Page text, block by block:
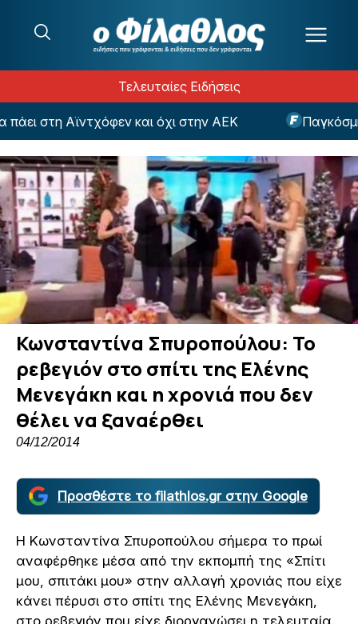
Τελευταίες Ειδήσεις
στη Αϊντχόφεν και όχι στην ΑΕΚ Παγκόσμιο
Κωνσταντίνα Σπυροπούλου: Το
ρεβεγιόν στο σπίτι της Ελένης
Μενεγάκη και η χρονιά που δεν
θέλει να ξαναέρθει
04/12/2014
Προσθέστε το filathlos.gr στην Google
Η Κωνσταντίνα Σπυροπούλου σήμερα το πρωί
αναφέρθηκε μέσα από την εκπομπή της «Σπίτι
μου, σπιτάκι μου» στην αλλαγή χρονιάς που είχε
κάνει πέρυσι στο σπίτι της Ελένης Μενεγάκη,
στο ρεβεγιόν που είχε διοργανώσει η τελευταία.